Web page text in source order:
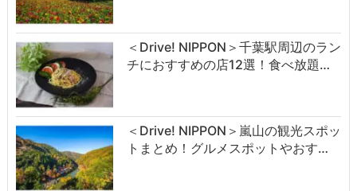
＜Drive! NIPPON＞千葉駅周辺のラン
チにおすすめの店12選！食べ放題…
＜Drive! NIPPON＞嵐山の観光スポッ
トまとめ！グルメスポットやおす…